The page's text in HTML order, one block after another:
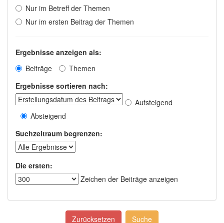
Nur im Betreff der Themen
Nur im ersten Beitrag der Themen
Ergebnisse anzeigen als:
Beiträge
Themen
Ergebnisse sortieren nach:
Aufsteigend
Absteigend
Suchzeitraum begrenzen:
Die ersten:
Zeichen der Beiträge anzeigen